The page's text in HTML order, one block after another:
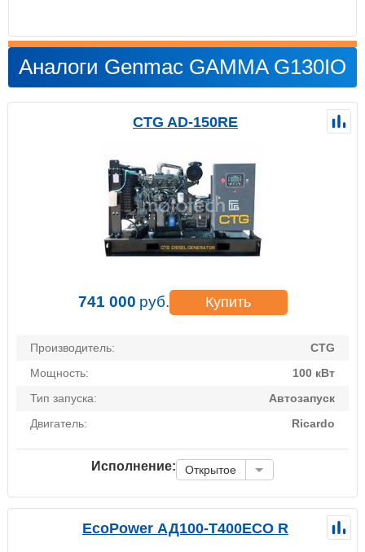
Аналоги Genmac GAMMA G130IO
CTG AD-150RE
741 000 руб. Купить
Производитель:
CTG
Мощность:
100 кВт
Тип запуска:
Автозапуск
Двигатель:
Ricardo
Исполнение: Открытое
EcoPower АД100-T400ECO R